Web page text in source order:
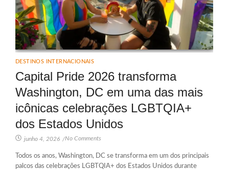
DESTINOS INTERNACIONAIS
Capital Pride 2026 transforma
Washington, DC em uma das mais
icônicas celebrações LGBTQIA+
dos Estados Unidos
junho 4, 2026 /No Comments
Todos os anos, Washington, DC se transforma em um dos principais
palcos das celebrações LGBTQIA+ dos Estados Unidos durante